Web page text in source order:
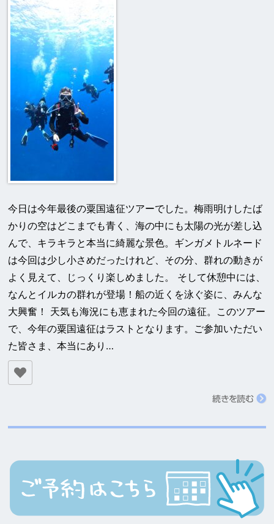
今日は今年最後の粟国遠征ツアーでした。梅雨明けしたば
かりの空はどこまでも青く、海の中にも太陽の光が差し込
んで、キラキラと本当に綺麗な景色。ギンガメトルネード
は今回は少し小さめだったけれど、その分、群れの動きが
よく見えて、じっくり楽しめました。 そして休憩中には、
なんとイルカの群れが登場！船の近くを泳ぐ姿に、みんな
大興奮！ 天気も海況にも恵まれた今回の遠征。このツアー
で、今年の粟国遠征はラストとなります。ご参加いただい
た皆さま、本当にあり…
続きを読む